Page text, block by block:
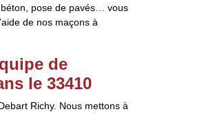
béton, pose de pavés… vous
de nos maçons à
de
le 33410
Richy. Nous mettons à